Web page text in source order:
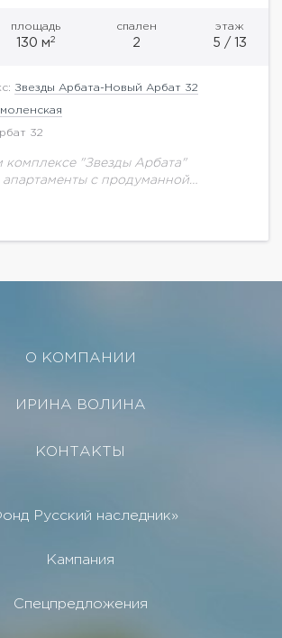
площадь
130 м2
спален
2
этаж
5 / 13
Звезды Арбата-Новый Арбат 32
32
комплексе "Звезды Арбата"
апартаменты с продуманной
интерьер, оригинальная
О КОМПАНИИ
ИРИНА ВОЛИНА
КОНТАКТЫ
Русский наследник»
Кампания
Спецпредложения